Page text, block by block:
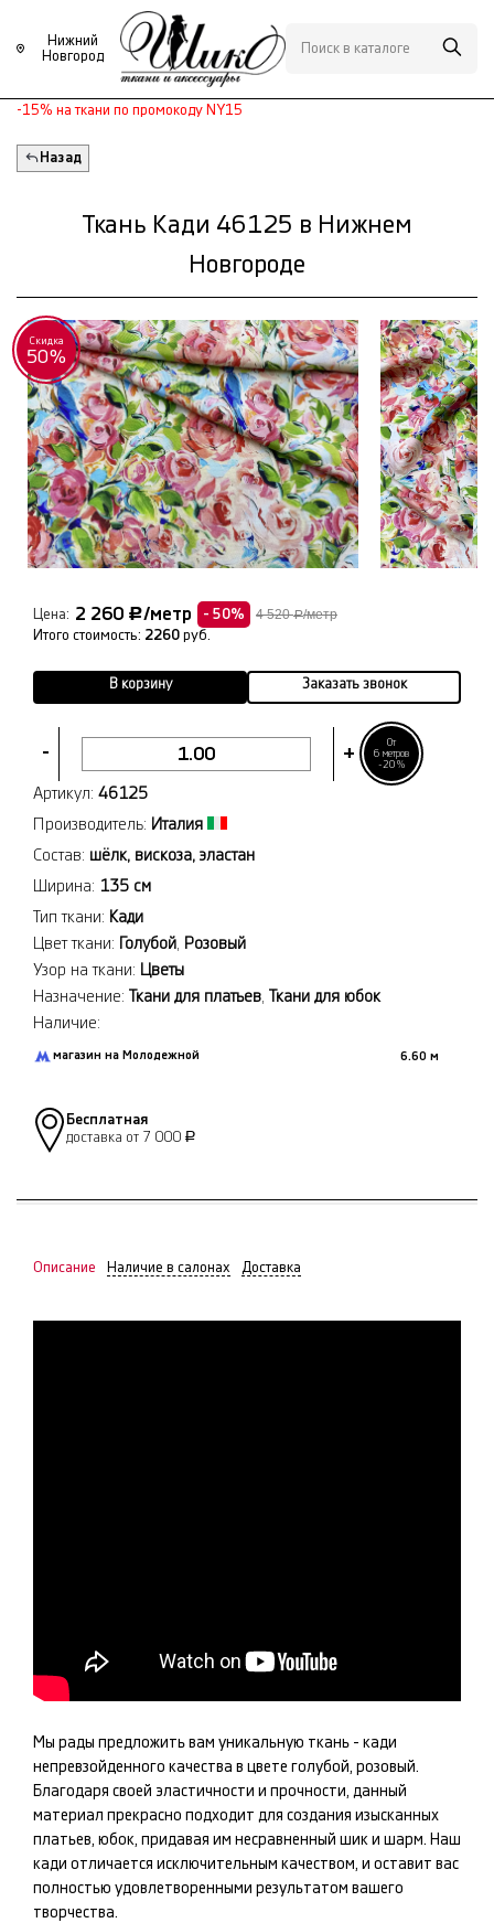
Нижний
Новгород
-15% на ткани по промокоду NY15
Назад
Ткань Кади 46125 в Нижнем
Новгороде
Скидка
50%
- +
От
6 метров
-20%
Цена: 2 260 Р/метр - 50% 4 520 Р/метр
Итого стоимость: 2260 руб.
В корзину Заказать звонок
Артикул: 46125
Производитель: Италия
Состав: шёлк, вискоза, эластан
Ширина: 135 см
Тип ткани: Кади
Цвет ткани:
Голубой, Розовый
Узор на ткани: Цветы
Назначение:
Ткани для платьев,
Ткани для юбок
Наличие:
магазин на Молодежной 6.60 м
Бесплатная
доставка от 7 000 Р
Описание Наличие в салонах Доставка
Мы рады предложить вам уникальную ткань - кади
непревзойденного качества в цвете голубой, розовый.
Благодаря своей эластичности и прочности, данный
материал прекрасно подходит для создания изысканных
платьев, юбок, придавая им несравненный шик и шарм. Наш
кади отличается исключительным качеством, и оставит вас
полностью удовлетворенными результатом вашего
творчества.